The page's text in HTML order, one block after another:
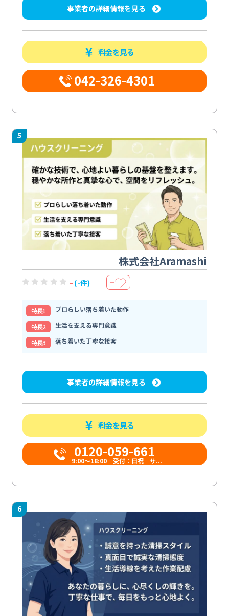
事業者の詳細情報を見る
料金を見る
042-326-4301
5
株式会社Aramashi
- (-件) ＋
特⻑1
プロらしい落ち着いた動作
特⻑2
生活を支える専門意識
特⻑3
落ち着いた丁寧な接客
事業者の詳細情報を見る
料金を見る
0120-059-661
9:00〜18:00 受付：日祝 サ...
6